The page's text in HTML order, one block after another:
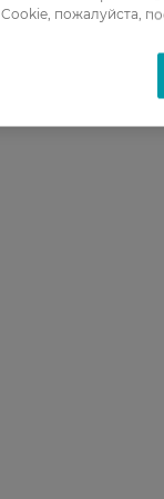
пожалуйста,